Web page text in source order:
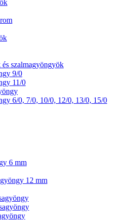
szalmagyöngyök
9/0
11/0
6/0, 7/0, 10/0, 12/0, 13/0, 15/0
6 mm
12 mm